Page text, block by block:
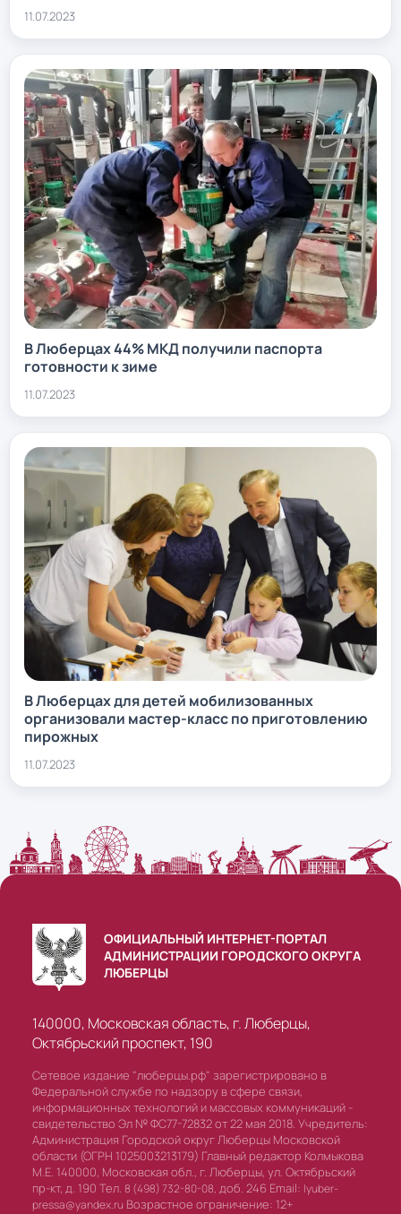
11.07.2023
В Люберцах 44% МКД получили паспорта
готовности к зиме
11.07.2023
В Люберцах для детей мобилизованных
организовали мастер-класс по приготовлению
пирожных
11.07.2023
ОФИЦИАЛЬНЫЙ ИНТЕРНЕТ-ПОРТАЛ
АДМИНИСТРАЦИИ ГОРОДСКОГО ОКРУГА
ЛЮБЕРЦЫ
140000, Московская область, г. Люберцы,
Октябрьский проспект, 190
Сетевое издание "люберцы.рф" зарегистрировано в
Федеральной службе по надзору в сфере связи,
информационных технологий и массовых коммуникаций -
свидетельство Эл № ФС77-72832 от 22 мая 2018. Учредитель:
Администрация Городской округ Люберцы Московской
области (ОГРН 1025003213179) Главный редактор Колмыкова
М.Е. 140000, Московская обл., г. Люберцы, ул. Октябрьский
пр-кт, д. 190 Тел. 8 (498) 732-80-08, доб. 246 Email: lyuber-
pressa@yandex.ru Возрастное ограничение: 12+